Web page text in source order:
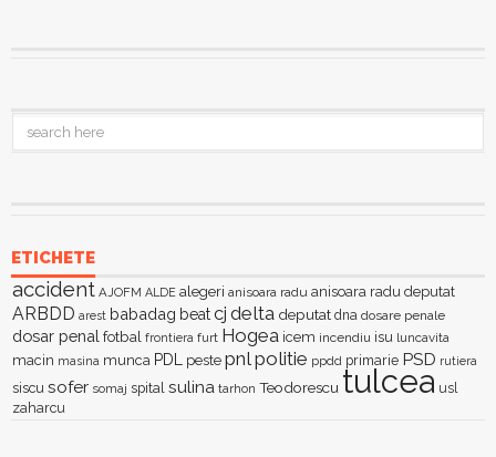
ETICHETE
accident AJOFM ALDE alegeri anisoara radu anisoara radu deputat
ARBDD arest babadag beatcj delta deputat dna dosare penale
dosar penal fotbal frontiera furt Hogea icem incendiu isu luncavita
macin masina munca PDL peste pnlpolitie ppdd primarie PSD rutiera
siscu sofer somaj spital sulina tarhon Teodorescu tulcea usl
zaharcu